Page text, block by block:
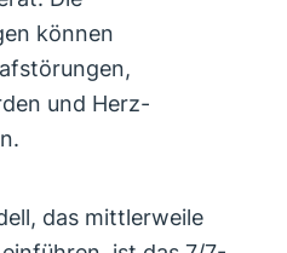
können
und Herz-
das mittlerweile